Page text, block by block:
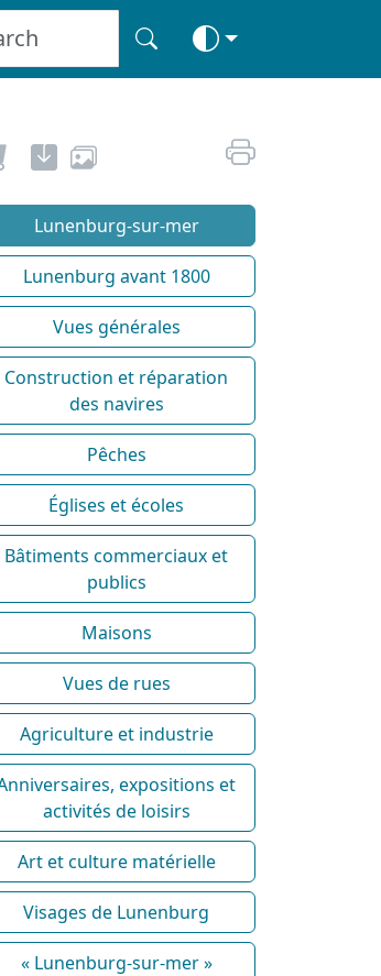
Lunenburg-sur-mer
Lunenburg avant 1800
Vues générales
Construction et réparation
des navires
Pêches
Églises et écoles
Bâtiments commerciaux et
publics
Maisons
Vues de rues
Agriculture et industrie
expositions et
activités de loisirs
Art et culture matérielle
Visages de Lunenburg
« Lunenburg-sur-mer »